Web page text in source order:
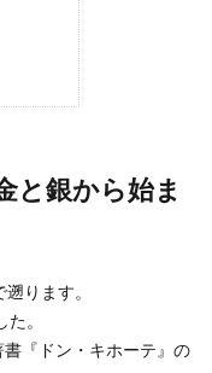
と銀から始ま
ります。
。
『ドン・キホーテ』の